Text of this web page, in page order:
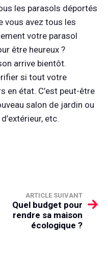
les parasols déportés
vous avez tous les
votre parasol
être heureux ?
arrive bientôt.
si tout votre
en état. C’est peut-être
salon de jardin ou
etc.
ARTICLE SUIVANT
Quel budget pour
rendre sa maison
écologique ?